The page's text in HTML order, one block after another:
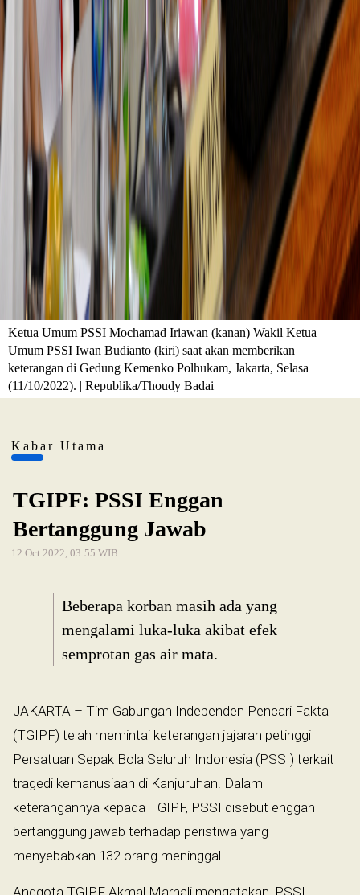
Ketua Umum PSSI Mochamad Iriawan (kanan) Wakil Ketua
Umum PSSI Iwan Budianto (kiri) saat akan memberikan
keterangan di Gedung Kemenko Polhukam, Jakarta, Selasa
(11/10/2022). | Republika/Thoudy Badai
Kabar Utama
TGIPF: PSSI Enggan
Bertanggung Jawab
12 Oct 2022, 03:55 WIB
Beberapa korban masih ada yang
mengalami luka-luka akibat efek
semprotan gas air mata.
JAKARTA – Tim Gabungan Independen Pencari Fakta
(TGIPF) telah memintai keterangan jajaran petinggi
Persatuan Sepak Bola Seluruh Indonesia (PSSI) terkait
tragedi kemanusiaan di Kanjuruhan. Dalam
keterangannya kepada TGIPF, PSSI disebut enggan
bertanggung jawab terhadap peristiwa yang
menyebabkan 132 orang meninggal.